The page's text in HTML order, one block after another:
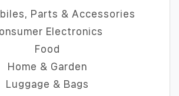
Parts & Accessories
Electronics
Food
Home & Garden
Luggage & Bags